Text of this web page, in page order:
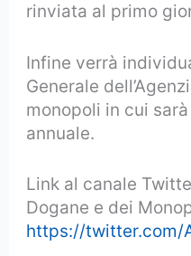
rinviata al primo
Infine verrà
Generale
monopoli in cui
annuale.
Link al canale
Dogane e dei
https://twitter.com/